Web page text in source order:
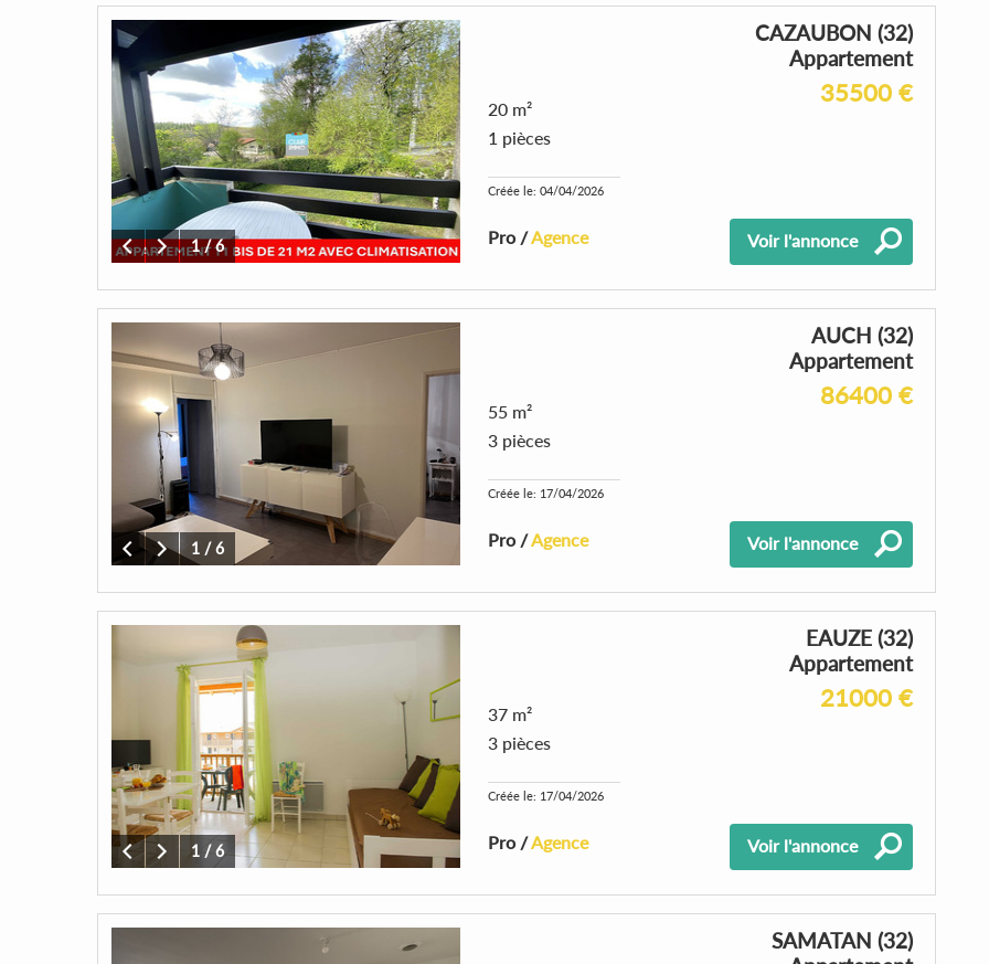
1/6
CAZAUBON (32)
Appartement
35500 €
20 m²
1 pièces
Créée le: 04/04/2026
Pro /Agence Voir l'annonce
1 /6
AUCH (32)
Appartement
86400 €
55 m²
3 pièces
Créée le: 17/04/2026
Pro /Agence Voir l'annonce
1 /6
EAUZE (32)
Appartement
21000 €
37 m²
3 pièces
Créée le: 17/04/2026
Pro /Agence Voir l'annonce
SAMATAN (32)